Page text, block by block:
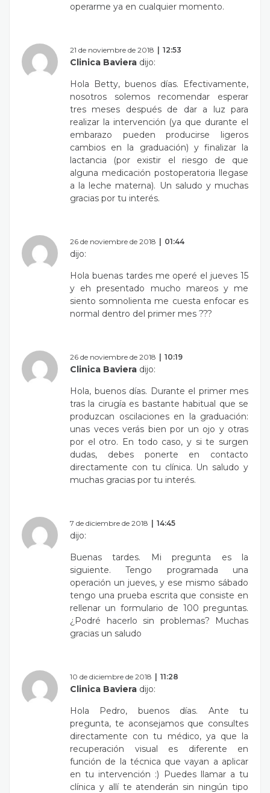
operarme ya en cualquier momento.
21 de noviembre de 2018 12:53
Clinica Baviera dijo:
Hola Betty, buenos días. Efectivamente,
nosotros solemos recomendar esperar
tres meses después de dar a luz para
realizar la intervención (ya que durante el
embarazo pueden producirse ligeros
cambios en la graduación) y finalizar la
lactancia (por existir el riesgo de que
alguna medicación postoperatoria llegase
a la leche materna). Un saludo y muchas
gracias por tu interés.
26 de noviembre de 2018 01:44
dijo:
Hola buenas tardes me operé el jueves 15
y eh presentado mucho mareos y me
siento somnolienta me cuesta enfocar es
normal dentro del primer mes ???
26 de noviembre de 2018 10:19
Clinica Baviera dijo:
Hola, buenos días. Durante el primer mes
tras la cirugía es bastante habitual que se
produzcan oscilaciones en la graduación:
unas veces verás bien por un ojo y otras
por el otro. En todo caso, y si te surgen
dudas, debes ponerte en contacto
directamente con tu clínica. Un saludo y
muchas gracias por tu interés.
7 de diciembre de 2018 14:45
dijo:
Buenas tardes. Mi pregunta es la
siguiente. Tengo programada una
operación un jueves, y ese mismo sábado
tengo una prueba escrita que consiste en
rellenar un formulario de 100 preguntas.
¿Podré hacerlo sin problemas? Muchas
gracias un saludo
10 de diciembre de 2018 11:28
Clinica Baviera dijo:
Hola Pedro, buenos días. Ante tu
pregunta, te aconsejamos que consultes
directamente con tu médico, ya que la
recuperación visual es diferente en
función de la técnica que vayan a aplicar
en tu intervención :) Puedes llamar a tu
clínica y allí te atenderán sin ningún tipo